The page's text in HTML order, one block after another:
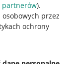
partnerów).
przez
ochrony